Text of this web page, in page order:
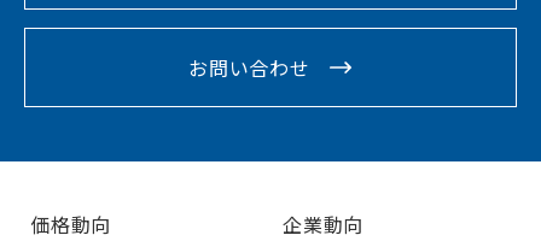
お問い合わせ
価格動向
企業動向